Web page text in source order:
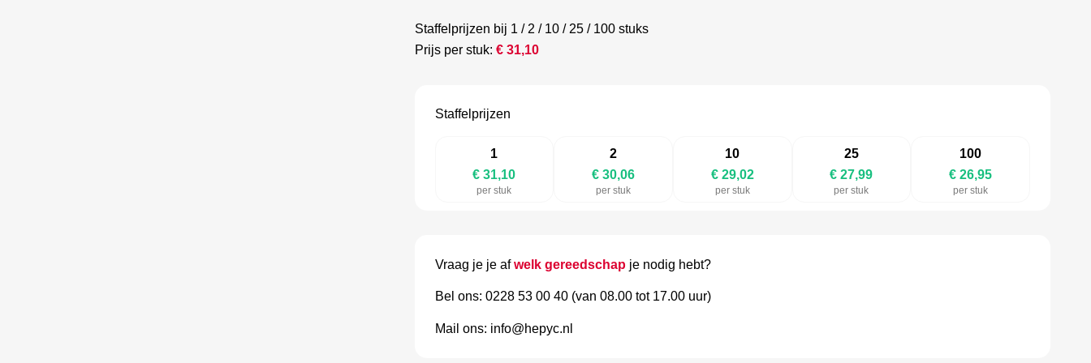
Staffelprijzen bij 1 / 2 / 10 / 25 / 100 stuks
Prijs per stuk: € 31,10
Staffelprijzen
1
€ 31,10
per stuk
2
€ 30,06
per stuk
10
€ 29,02
per stuk
25
€ 27,99
per stuk
100
€ 26,95
per stuk
Vraag je je afwelk gereedschapje nodig hebt?
Bel ons: 0228 53 00 40 (van 08.00 tot 17.00 uur)
Mail ons: info@hepyc.nl